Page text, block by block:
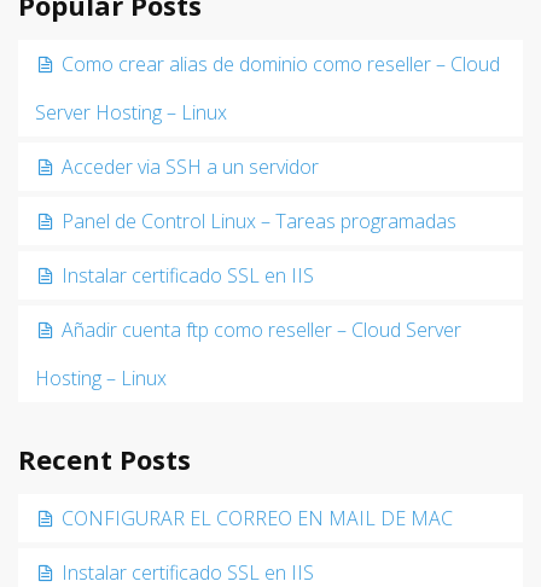
Como crear alias de dominio como reseller – Cloud
Server Hosting – Linux
Acceder via SSH a un servidor
Panel de Control Linux – Tareas programadas
Instalar certificado SSL en IIS
Añadir cuenta ftp como reseller – Cloud Server
Hosting – Linux
Recent Posts
CONFIGURAR EL CORREO EN MAIL DE MAC
Instalar certificado SSL en IIS